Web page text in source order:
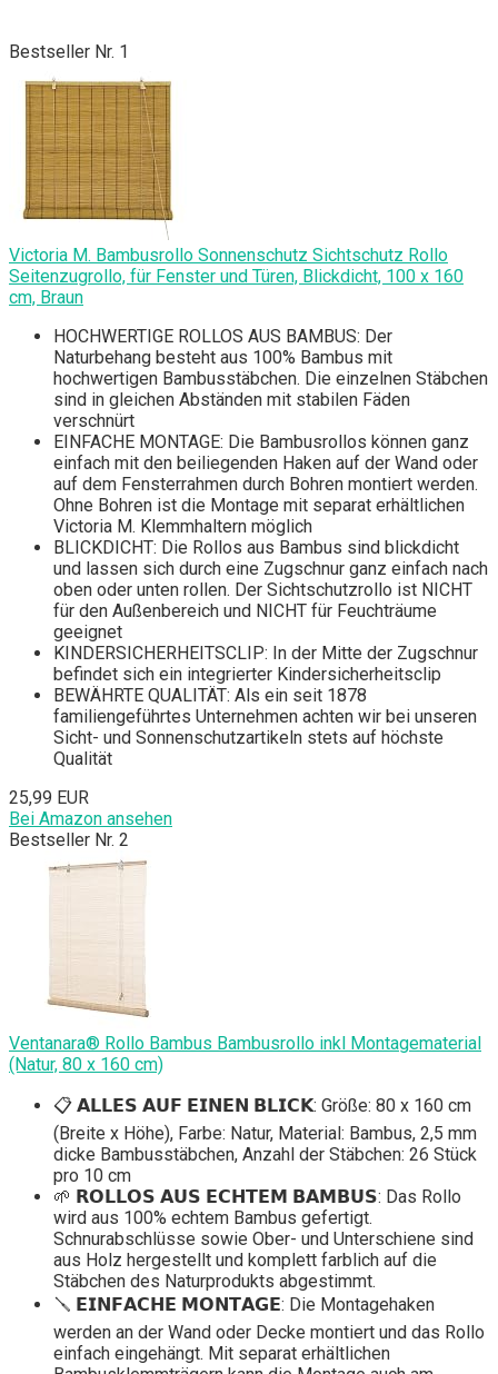
Bestseller Nr. 1
Victoria M. Bambusrollo Sonnenschutz Sichtschutz Rollo
Seitenzugrollo, für Fenster und Türen, Blickdicht, 100 x 160
cm, Braun
HOCHWERTIGE ROLLOS AUS BAMBUS: Der
Naturbehang besteht aus 100% Bambus mit
hochwertigen Bambusstäbchen. Die einzelnen Stäbchen
sind in gleichen Abständen mit stabilen Fäden
verschnürt
EINFACHE MONTAGE: Die Bambusrollos können ganz
einfach mit den beiliegenden Haken auf der Wand oder
auf dem Fensterrahmen durch Bohren montiert werden.
Ohne Bohren ist die Montage mit separat erhältlichen
Victoria M. Klemmhaltern möglich
BLICKDICHT: Die Rollos aus Bambus sind blickdicht
und lassen sich durch eine Zugschnur ganz einfach nach
oben oder unten rollen. Der Sichtschutzrollo ist NICHT
für den Außenbereich und NICHT für Feuchträume
geeignet
KINDERSICHERHEITSCLIP: In der Mitte der Zugschnur
befindet sich ein integrierter Kindersicherheitsclip
BEWÄHRTE QUALITÄT: Als ein seit 1878
familiengeführtes Unternehmen achten wir bei unseren
Sicht- und Sonnenschutzartikeln stets auf höchste
Qualität
25,99 EUR
Bei Amazon ansehen
Bestseller Nr. 2
Ventanara® Rollo Bambus Bambusrollo inkl Montagematerial
(Natur, 80 x 160 cm)
📋 𝗔𝗟𝗟𝗘𝗦 𝗔𝗨𝗙 𝗘𝗜𝗡𝗘𝗡 𝗕𝗟𝗜𝗖𝗞: Größe: 80 x 160 cm
(Breite x Höhe), Farbe: Natur, Material: Bambus, 2,5 mm
dicke Bambusstäbchen, Anzahl der Stäbchen: 26 Stück
pro 10 cm
🌱 𝗥𝗢𝗟𝗟𝗢𝗦 𝗔𝗨𝗦 𝗘𝗖𝗛𝗧𝗘𝗠 𝗕𝗔𝗠𝗕𝗨𝗦: Das Rollo
wird aus 100% echtem Bambus gefertigt.
Schnurabschlüsse sowie Ober- und Unterschiene sind
aus Holz hergestellt und komplett farblich auf die
Stäbchen des Naturprodukts abgestimmt.
🪛 𝗘𝗜𝗡𝗙𝗔𝗖𝗛𝗘 𝗠𝗢𝗡𝗧𝗔𝗚𝗘: Die Montagehaken
werden an der Wand oder Decke montiert und das Rollo
einfach eingehängt. Mit separat erhältlichen